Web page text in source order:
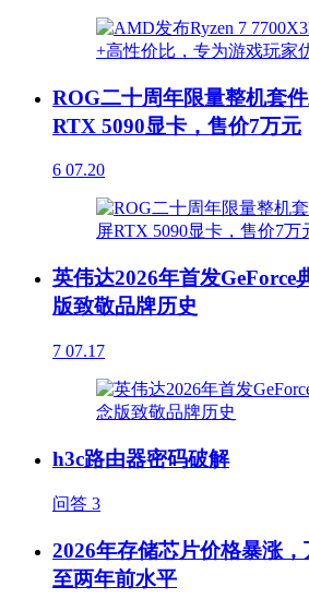
ROG二十周年限量整机套
RTX 5090显卡，售价7万元
6 07.20
英伟达2026年首发GeForce
版致敬品牌历史
7 07.17
h3c路由器密码破解
问答 3
2026年存储芯片价格暴涨
至两年前水平